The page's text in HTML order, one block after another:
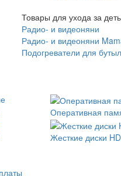
Товары для ухода за
Радио- и видеоняни
Радио- и видеоняни
Подогреватели для
Оперативная
Жесткие диски